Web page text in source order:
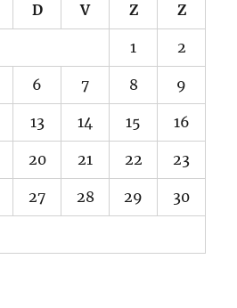
D V Z Z
1 2
6 7 8 9
13 14 15 16
20 21 22 23
27 28 29 30